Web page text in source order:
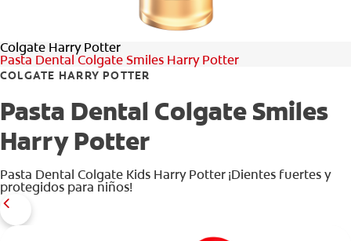
PARA PROFESIONALES
SUSCRIBITE
Colgate Harry Potter
Pasta Dental Colgate Smiles Harry Potter
COLGATE HARRY POTTER
Pasta Dental Colgate Smiles
Harry Potter
Pasta Dental Colgate Kids Harry Potter ¡Dientes fuertes y
protegidos para niños!